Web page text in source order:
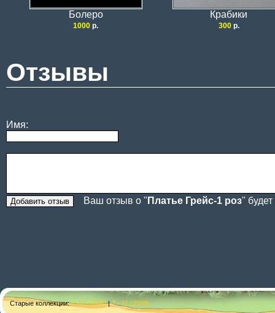
Болеро Крабики
1000 р. 300р.
Отзывы
Имя:
Ваш отзыв о " Платье Грейс-1 роз"
Старые коллекции:4 - 6 (2009)|7 - 11 (2009)